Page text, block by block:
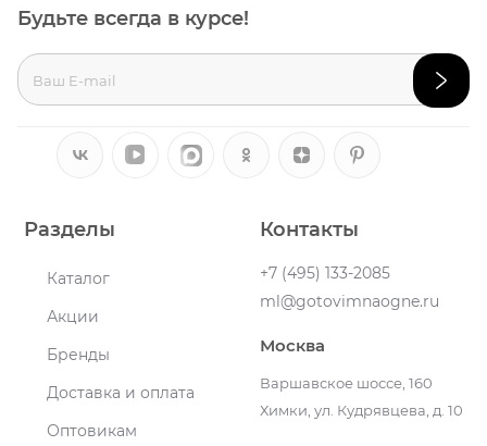
Разделы
Каталог
Акции
Бренды
Доставка и оплата
Оптовикам
Контакты
+7 (495) 133-2085
ml@gotovimnaogne.ru
Москва
Варшавское шоссе, 160
Химки, ул. Кудрявцева, д. 10
Будьте всегда в курсе!